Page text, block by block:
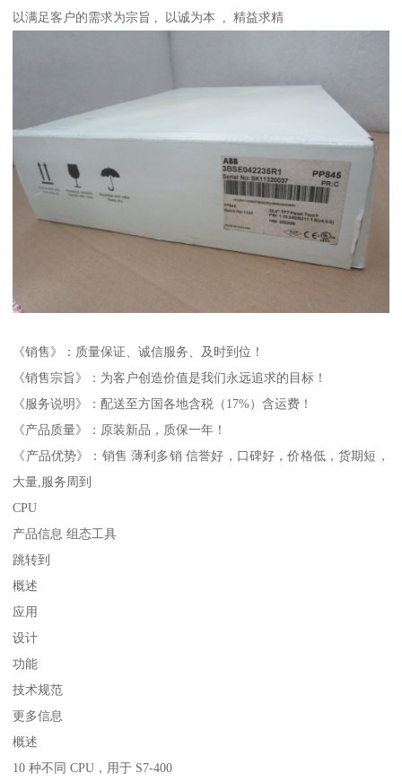
以满足客户的需求为宗旨 , 以诚为本 , 精益求精
《销售》：质量保证、诚信服务、及时到位！
《销售宗旨》：为客户创造价值是我们永远追求的目标！
《服务说明》：配送至方国各地含税（17%）含运费！
《产品质量》：原装新品，质保一年！
《产品优势》：销售 薄利多销 信誉好，口碑好，价格低，货期短，
大量,服务周到
CPU
产品信息 组态工具
跳转到
概述
应用
设计
功能
技术规范
更多信息
概述
10 种不同 CPU，用于 S7-400